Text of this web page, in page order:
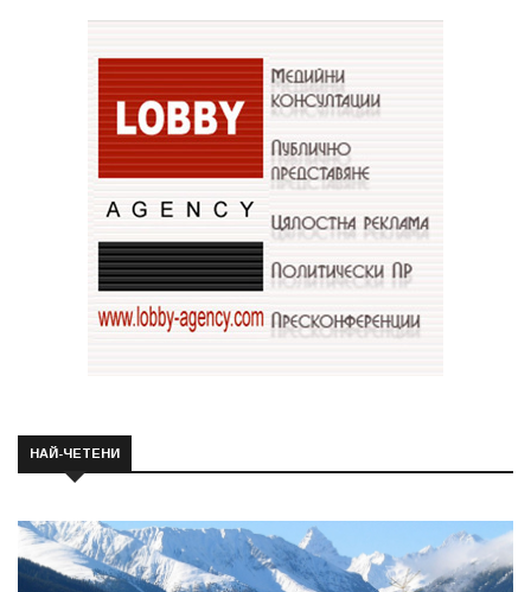
НАЙ-ЧЕТЕНИ